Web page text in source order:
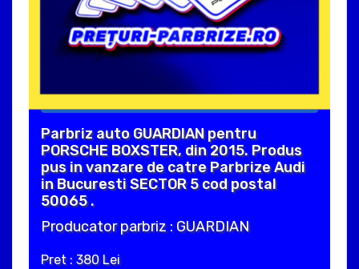
Parbriz auto GUARDIAN pentru
PORSCHE BOXSTER, din 2015. Produs
pus in vanzare de catre Parbrize Audi
in Bucuresti SECTOR 5 cod postal
50065 .
Producator parbriz : GUARDIAN
Pret : 380 Lei